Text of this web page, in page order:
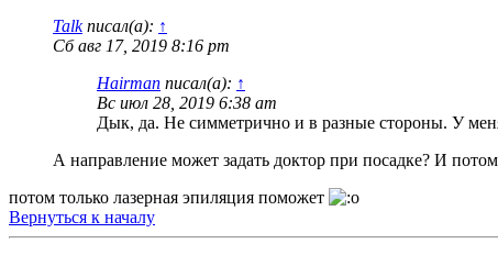
Talkписал(а): ↑
Сб авг 17, 2019 8:16 pm
Hairman писал(а): ↑
Вс июл 28, 2019 6:38 am
Дык, да. Не симметрично и в разные стороны. У
А направление может задать доктор при посадке? И
потом только лазерная эпиляция поможет
Вернуться к началу